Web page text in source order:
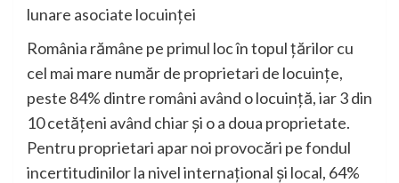
lunare asociate locuinței
România rămâne pe primul loc în topul țărilor cu
cel mai mare număr de proprietari de locuințe,
peste 84% dintre români având o locuință, iar 3 din
10 cetățeni având chiar și o a doua proprietate.
Pentru proprietari apar noi provocări pe fondul
incertitudinilor la nivel internațional și local, 64%